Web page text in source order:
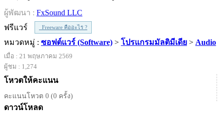
ผู้พัฒนา : FxSound LLC
ฟรีแวร์
Freeware คืออะไร ?
หมวดหมู่ : ซอฟต์แวร์ (Software) > โปรแกรมมัลติมีเดีย > Audio
เมื่อ : 21 พฤษภาคม 2569
ผู้ชม : 1,274
โหวตให้คะแนน
คะแนนโหวต 0 (0 ครั้ง)
ดาวน์โหลด